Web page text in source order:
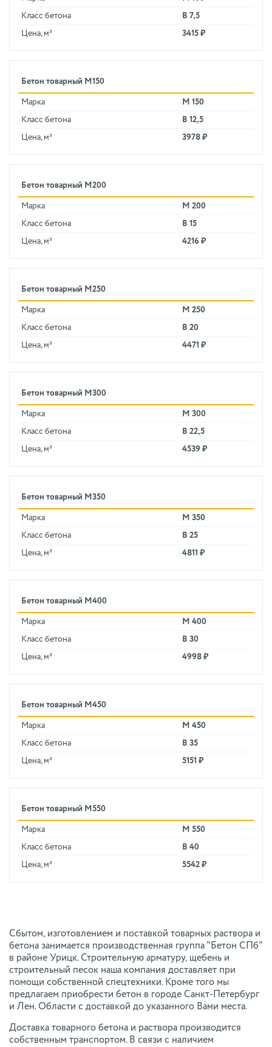
Класс бетона В 7,5
Цена, м³ 3415 ₽
Бетон товарный М150
Марка М 150
Класс бетона В 12,5
Цена, м³ 3978 ₽
Бетон товарный М200
Марка М 200
Класс бетона В 15
Цена, м³ 4216 ₽
Бетон товарный М250
Марка М 250
Класс бетона В 20
Цена, м³ 4471 ₽
Бетон товарный М300
Марка М 300
Класс бетона В 22,5
Цена, м³ 4539 ₽
Бетон товарный М350
Марка М 350
Класс бетона В 25
Цена, м³ 4811 ₽
Бетон товарный М400
Марка М 400
Класс бетона В 30
Цена, м³ 4998 ₽
Бетон товарный М450
Марка М 450
Класс бетона В 35
Цена, м³ 5151 ₽
Бетон товарный М550
Марка М 550
Класс бетона В 40
Цена, м³ 5542 ₽
Сбытом, изготовлением и поставкой товарных раствора и
бетона занимается производственная группа "Бетон СПб"
в районе Урицк. Строительную арматуру, щебень и
строительный песок наша компания доставляет при
помощи собственной спецтехники. Кроме того мы
предлагаем приобрести бетон в городе Санкт-Петербург
и Лен. Области с доставкой до указанного Вами места.
Доставка товарного бетона и раствора производится
собственным транспортом. В связи с наличием